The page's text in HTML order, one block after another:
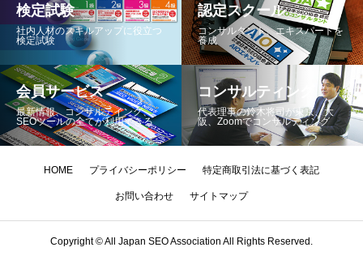
検定試験
社内人材のスキルアップに役立つ
検定試験
認定スクール
コンサルタント、エキスパートを
養成
会員サービス
最新情報、コンサルテイング、
SEOツールの全てが利用できる
コンサルティング
代表理事の鈴木将司が東京、大
阪、Zoomでコンサルティング
HOME プライバシーポリシー 特定商取引法に基づく表記
お問い合わせ サイトマップ
Copyright © All Japan SEO Association All Rights Reserved.